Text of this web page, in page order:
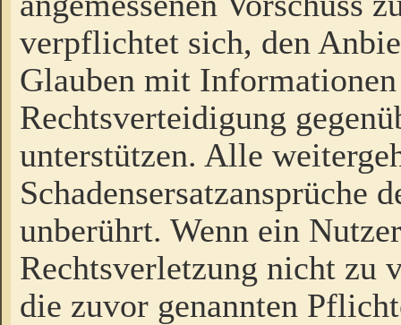
verpflichtet sich, den
Glauben mit
Rechtsverteidigung
unterstützen. Alle
Schadensersatzansprüche
unberührt. Wenn ein
Rechtsverletzung nicht zu
die zuvor genannten